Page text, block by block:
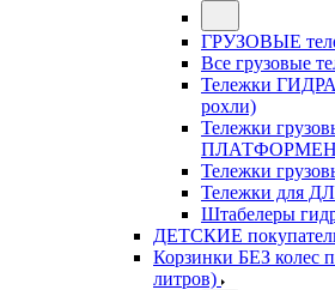
ГРУЗОВЫЕ
Все грузовые
Тележки
рохли)
Тележки
Тележки
Тележки для
Штабелеры
ДЕТСКИЕ
Корзинки БЕЗ колес
литров)